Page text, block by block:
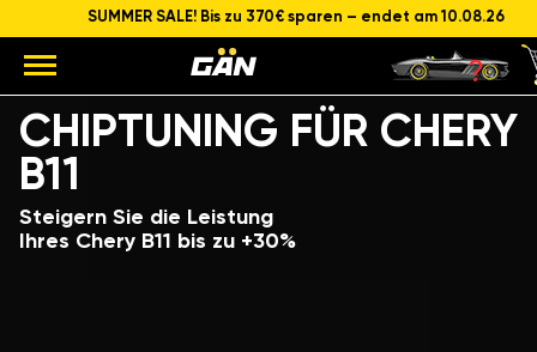
SUMMER SALE! Bis zu 370€ sparen – endet am 10.08.26
CHIPTUNING FÜR CHERY
B11
Steigern Sie die Leistung
Ihres Chery B11 bis zu +30%
Modell
Hubraum und Leistung des Motors